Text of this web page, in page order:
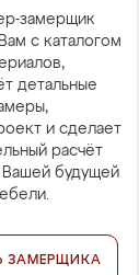
замерщик
с каталогом
детальные
и сделает
расчёт
Вашей будущей
ЗАМЕРЩИКА